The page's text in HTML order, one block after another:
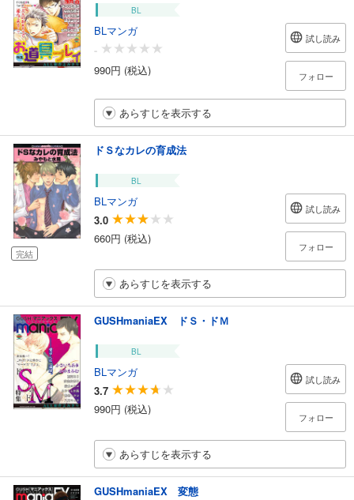
BL
BLマンガ
-
990円 (税込)
試し読み
フォロー
あらすじを表示する
完結
ドＳなカレの育成法
BL
BLマンガ
3.0
660円 (税込)
試し読み
フォロー
あらすじを表示する
GUSHmaniaEX ドＳ・ドＭ
BL
BLマンガ
3.7
990円 (税込)
試し読み
フォロー
あらすじを表示する
GUSHmaniaEX 変態